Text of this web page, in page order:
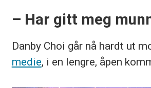
– Har gitt meg
Danby Choi går nå hardt ut
medie, i en lengre, åpen